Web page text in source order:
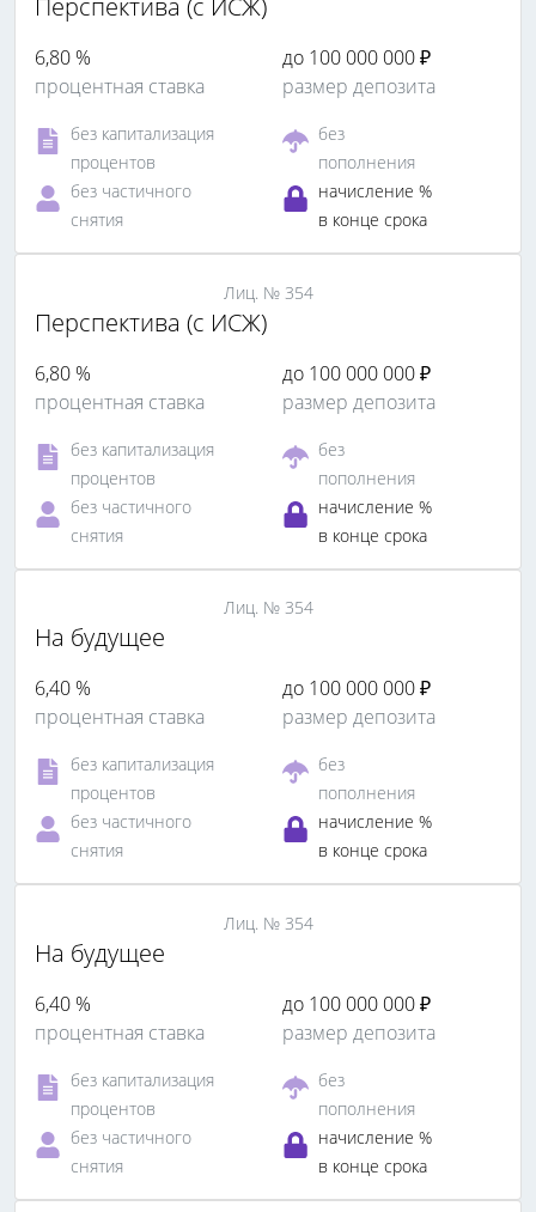
Перспектива (с ИСЖ)
6,80 %
процентная ставка
до 100 000 000 ₽
размер депозита
без капитализация
процентов
без
пополнения
без частичного
снятия
начисление %
в конце срока
Лиц. № 354
Перспектива (с ИСЖ)
6,80 %
процентная ставка
до 100 000 000 ₽
размер депозита
без капитализация
процентов
без
пополнения
без частичного
снятия
начисление %
в конце срока
Лиц. № 354
На будущее
6,40 %
процентная ставка
до 100 000 000 ₽
размер депозита
без капитализация
процентов
без
пополнения
без частичного
снятия
начисление %
в конце срока
Лиц. № 354
На будущее
6,40 %
процентная ставка
до 100 000 000 ₽
размер депозита
без капитализация
процентов
без
пополнения
без частичного
снятия
начисление %
в конце срока